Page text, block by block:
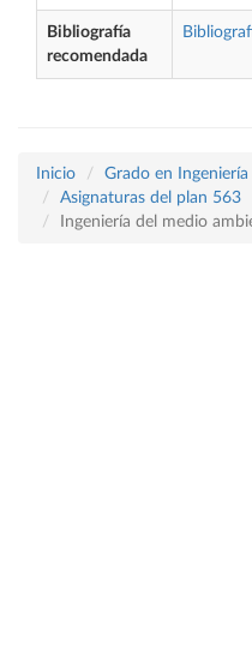
Bibliografía
recomendada
Inicio
Grado en
Asignaturas del plan 563
Ingeniería del medio